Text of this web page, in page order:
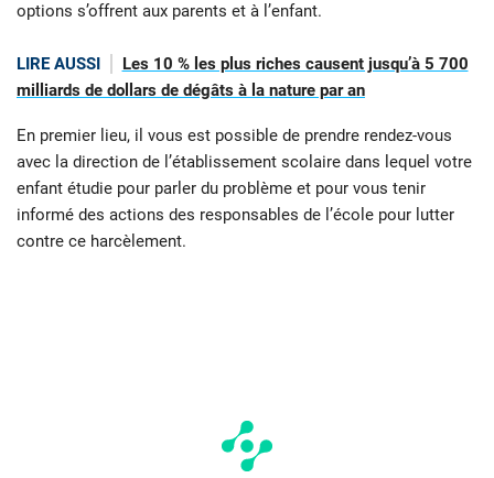
options s’offrent aux parents et à l’enfant.
LIRE AUSSI
Les 10 % les plus riches causent jusqu’à 5 700
milliards de dollars de dégâts à la nature par an
En premier lieu, il vous est possible de prendre rendez-vous
avec la direction de l’établissement scolaire dans lequel votre
enfant étudie pour parler du problème et pour vous tenir
informé des actions des responsables de l’école pour lutter
contre ce harcèlement.